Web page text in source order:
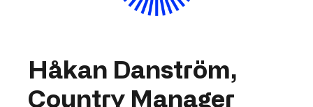
Håkan Danström,
Country Manager